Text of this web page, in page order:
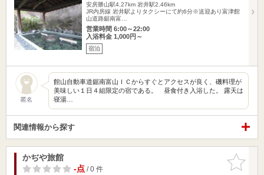
安房勝山駅4.27km 岩井駅2.46km
JR内房線 岩井駅よりタクシーにて約6分※送迎あり富津館
山道路鋸南富…
営業時間 6:00～22:00
入浴料金 1,000円～
宿泊
匿名
館山自動車道鋸南富山ＩＣからすぐとアクセスが良く、磯料理が
美味しい１日４組限定の宿である。 昼食付き入浴した。 露天は
寝湯…
関連情報から探す
お気に入
りに追加
かぢや旅館
-点/ 0 件